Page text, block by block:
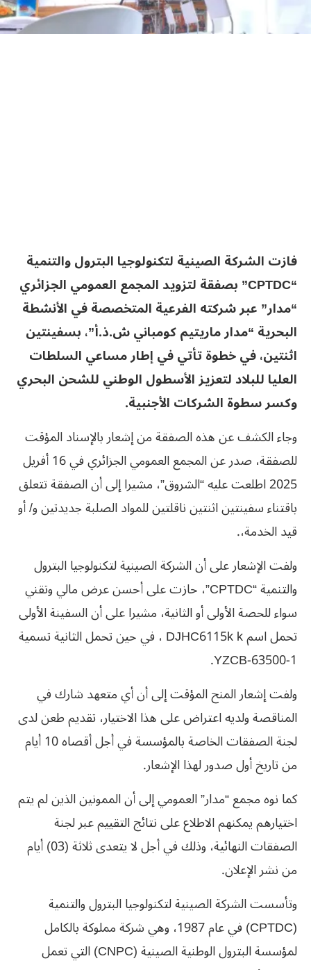
فازت الشركة الصينية لتكنولوجيا البترول والتنمية
“CPTDC” بصفقة لتزويد المجمع العمومي الجزائري
“مدار” عبر شركته الفرعية المتخصصة في الأنشطة
البحرية “مدار ماريتيم كومباني ش.ذ.أ”، بسفينتين
اثنتين، في خطوة تأتي في إطار مساعي السلطات
العليا للبلاد لتعزيز الأسطول الوطني للشحن البحري
وكسر سطوة الشركات الأجنبية.
وجاء الكشف عن هذه الصفقة من إشعار بالإسناد المؤقت
للصفقة، صدر عن المجمع العمومي الجزائري في 16 أفريل
2025 اطلعت عليه “الشروق”، مشيرا إلى أن الصفقة تتعلق
باقتناء سفينتين اثنتين ناقلتين للمواد الصلبة جديدتين و/ أو
قيد الخدمة،.
ولفت الإشعار على أن الشركة الصينية لتكنولوجيا البترول
والتنمية “CPTDC”، حازت على أحسن عرض مالي وتقني
سواء للحصة الأولى أو الثانية، مشيرا على أن السفينة الأولى
تحمل اسم DJHC6115k k ، في حين تحمل الثانية تسمية
YZCB-63500-1.
ولفت إشعار المنح المؤقت إلى أن أي متعهد شارك في
المناقصة ولديه اعتراض على هذا الاختيار، تقديم طعن لدى
لجنة الصفقات الخاصة بالمؤسسة في أجل أقصاه 10 أيام
من تاريخ أول صدور لهذا الإشعار.
كما نوه مجمع “مدار” العمومي إلى أن الممونين الذين لم يتم
اختيارهم يمكنهم الاطلاع على نتائج التقييم عبر لجنة
الصفقات النهائية، وذلك في أجل لا يتعدى ثلاثة (03) أيام
من نشر الإعلان.
وتأسست الشركة الصينية لتكنولوجيا البترول والتنمية
(CPTDC) في عام 1987، وهي شركة مملوكة بالكامل
لمؤسسة البترول الوطنية الصينية (CNPC) التي تعمل